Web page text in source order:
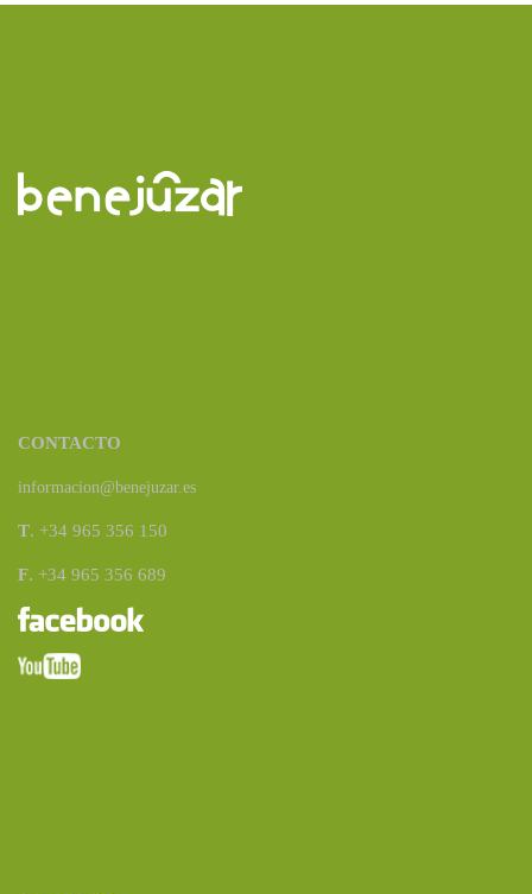
CONTACTO
informacion@benejuzar.es
T. +34 965 356 150
F. +34 965 356 689